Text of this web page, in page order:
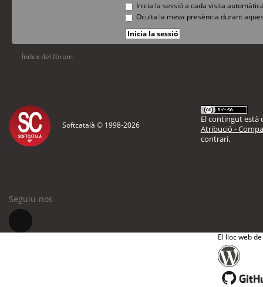
Inicia la sessió a cada visita
Oculta la meva presència durant
Índex del fòrum
Softcatalà © 1998-2026
El contingut està
Atribució -
contrari.
Seguiu-nos
El lloc web